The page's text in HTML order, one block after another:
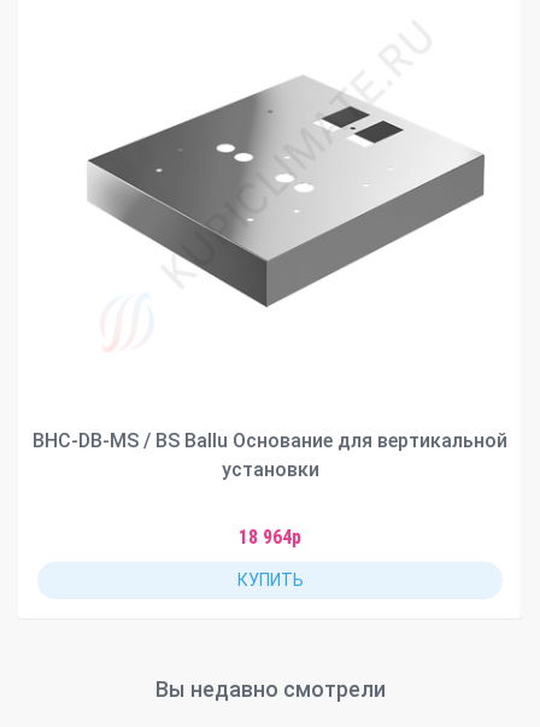
BHC-DB-MS / BS Ballu Основание для вертикальной
установки
18 964р
КУПИТЬ
Вы недавно смотрели